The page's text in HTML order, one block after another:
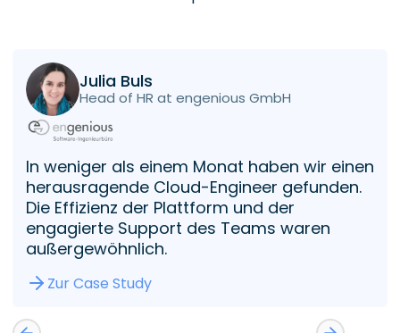
Julia Buls
Head of HR at engenious GmbH
In weniger als einem Monat haben wir einen
herausragende Cloud-Engineer gefunden.
Die Effizienz der Plattform und der
engagierte Support des Teams waren
außergewöhnlich.
Zur Case Study